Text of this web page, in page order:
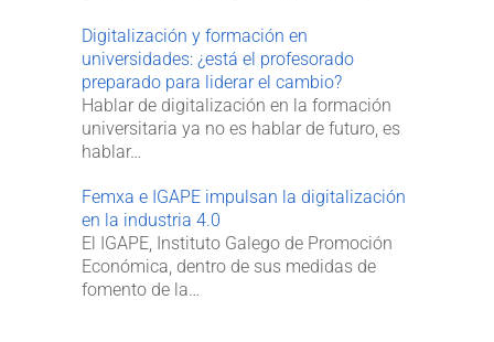
Digitalización y formación en
universidades: ¿está el profesorado
preparado para liderar el cambio?
Hablar de digitalización en la formación
universitaria ya no es hablar de futuro, es
hablar…
Femxa e IGAPE impulsan la digitalización
en la industria 4.0
El IGAPE, Instituto Galego de Promoción
Económica, dentro de sus medidas de
fomento de la…